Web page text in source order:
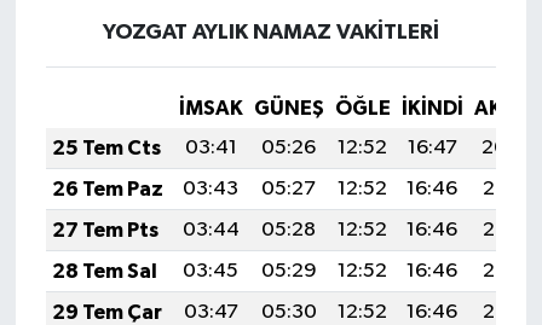
YOZGAT AYLIK NAMAZ VAKITLERI
İMSAK GÜNEŞ ÖĞLE İKINDI
25 Tem Cts
03:41 05:26 12:52 16:47
20:09
26 Tem Paz
03:43 05:27 12:52 16:46
20:08
27 Tem Pts
03:44 05:28 12:52 16:46
20:07
28 Tem Sal
03:45 05:29 12:52 16:46
20:06
29 Tem Çar
03:47 05:30 12:52 16:46
20:05